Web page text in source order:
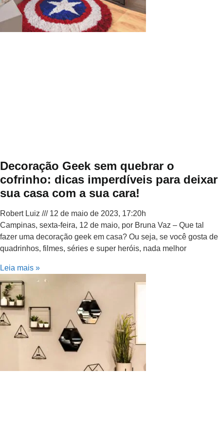
Decoração Geek sem quebrar o
cofrinho: dicas imperdíveis para deixar
sua casa com a sua cara!
Robert Luiz
12 de maio de 2023, 17:20h
Campinas, sexta-feira, 12 de maio, por Bruna Vaz – Que tal
fazer uma decoração geek em casa? Ou seja, se você gosta de
quadrinhos, filmes, séries e super heróis, nada melhor
Leia mais »